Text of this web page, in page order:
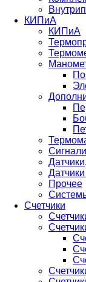
КИПиА
КИПиА
Прочее
Счетчики